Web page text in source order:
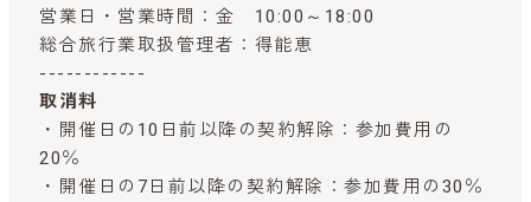
営業日・営業時間：金 10:00～18:00
総合旅行業取扱管理者：得能恵
------------
取消料
・開催日の10日前以降の契約解除：参加費用の
20％
・開催日の7日前以降の契約解除：参加費用の30％